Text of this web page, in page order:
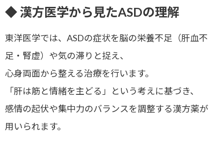
◆ 漢方医学から見たASDの理解
東洋医学では、ASDの症状を脳の栄養不足（肝血不
足・腎虚）や気の滞り と捉え、
心身両面から整える治療を行います。
「肝は筋と情緒を主どる 」という考えに基づき、
感情の起伏や集中力のバランスを調整する漢方薬が
用いられます。